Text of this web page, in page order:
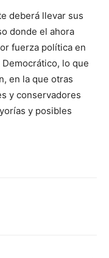
deberá llevar sus
donde el ahora
fuerza política en
lo que
en la que otras
y conservadores
y posibles